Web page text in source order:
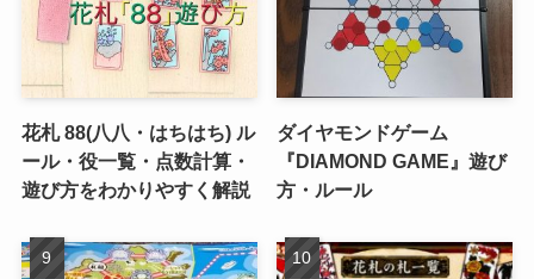
花札 88(八八・はちはち) ル
ール・役一覧・点数計算・
遊び方をわかりやすく解説
ダイヤモンドゲーム
『DIAMOND GAME』遊び
方・ルール